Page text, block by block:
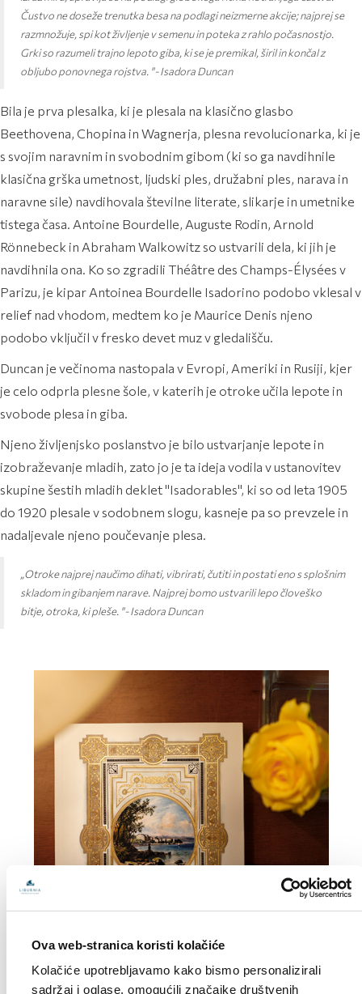
Ova web-stranica koristi kolačiće
Kolačiće upotrebljavamo kako bismo personalizirali
sadržaj i oglase, omogućili značajke društvenih
Čustvo ne doseže trenutka besa na podlagi neizmerne akcije; najprej se
razmnožuje, spi kot življenje v semenu in poteka z rahlo počasnostjo.
Grki so razumeli trajno lepoto giba, ki se je premikal, širil in končal z
obljubo ponovnega rojstva. "- Isadora Duncan
Bila je prva plesalka, ki je plesala na klasično glasbo
Beethovena, Chopina in Wagnerja, plesna revolucionarka, ki je
s svojim naravnim in svobodnim gibom (ki so ga navdihnile
klasična grška umetnost, ljudski ples, družabni ples, narava in
naravne sile) navdihovala številne literate, slikarje in umetnike
tistega časa. Antoine Bourdelle, Auguste Rodin, Arnold
Rönnebeck in Abraham Walkowitz so ustvarili dela, ki jih je
navdihnila ona. Ko so zgradili Théâtre des Champs-Élysées v
Parizu, je kipar Antoinea Bourdelle Isadorino podobo vklesal v
relief nad vhodom, medtem ko je Maurice Denis njeno
podobo vključil v fresko devet muz v gledališču.
Duncan je večinoma nastopala v Evropi, Ameriki in Rusiji, kjer
je celo odprla plesne šole, v katerih je otroke učila lepote in
svobode plesa in giba.
Njeno življenjsko poslanstvo je bilo ustvarjanje lepote in
izobraževanje mladih, zato jo je ta ideja vodila v ustanovitev
skupine šestih mladih deklet "Isadorables", ki so od leta 1905
do 1920 plesale v sodobnem slogu, kasneje pa so prevzele in
nadaljevale njeno poučevanje plesa.
„Otroke najprej naučimo dihati, vibrirati, čutiti in postati eno s splošnim
skladom in gibanjem narave. Najprej bomo ustvarili lepo človeško
bitje, otroka, ki pleše. "- Isadora Duncan